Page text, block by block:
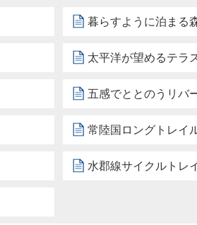
暮らすように泊まる
太平洋が望めるテラ
五感でととのうリバ
常陸国ロングトレイ
水郡線サイクルトレ